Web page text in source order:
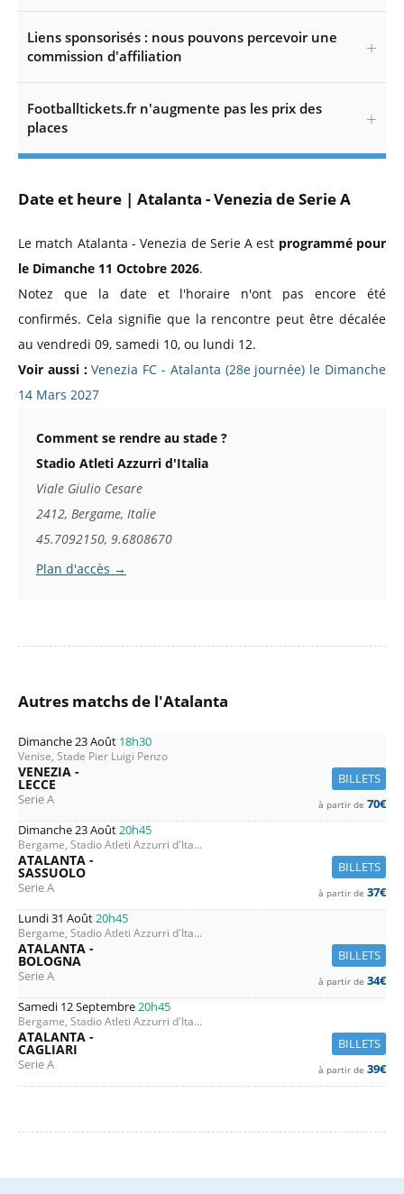
Liens sponsorisés : nous pouvons percevoir une
commission d'affiliation
Footballtickets.fr n'augmente pas les prix des
places
Date et heure | Atalanta - Venezia de Serie A
Le match Atalanta - Venezia de Serie A est programmé pour
le Dimanche 11 Octobre 2026.
Notez que la date et l'horaire n'ont pas encore été
confirmés. Cela signifie que la rencontre peut être décalée
au vendredi 09, samedi 10, ou lundi 12.
Voir aussi : Venezia FC - Atalanta (28e journée) le Dimanche
14 Mars 2027
Comment se rendre au stade ?
Stadio Atleti Azzurri d'Italia
Viale Giulio Cesare
2412, Bergame, Italie
45.7092150, 9.6808670
Plan d'accès →
Autres matchs de l'Atalanta
Dimanche 23 Août 18h30
Venise, Stade Pier Luigi Penzo
BILLETS
VENEZIA -
LECCE
Serie A à partir de 70€
Dimanche 23 Août20h45
Bergame, Stadio Atleti Azzurri d'Ita...
BILLETS
ATALANTA -
SASSUOLO
Serie A à partir de 37€
Lundi 31 Août20h45
Bergame, Stadio Atleti Azzurri d'Ita...
BILLETS
ATALANTA -
BOLOGNA
Serie A à partir de 34€
Samedi 12 Septembre20h45
Bergame, Stadio Atleti Azzurri d'Ita...
BILLETS
ATALANTA -
CAGLIARI
Serie A à partir de 39€